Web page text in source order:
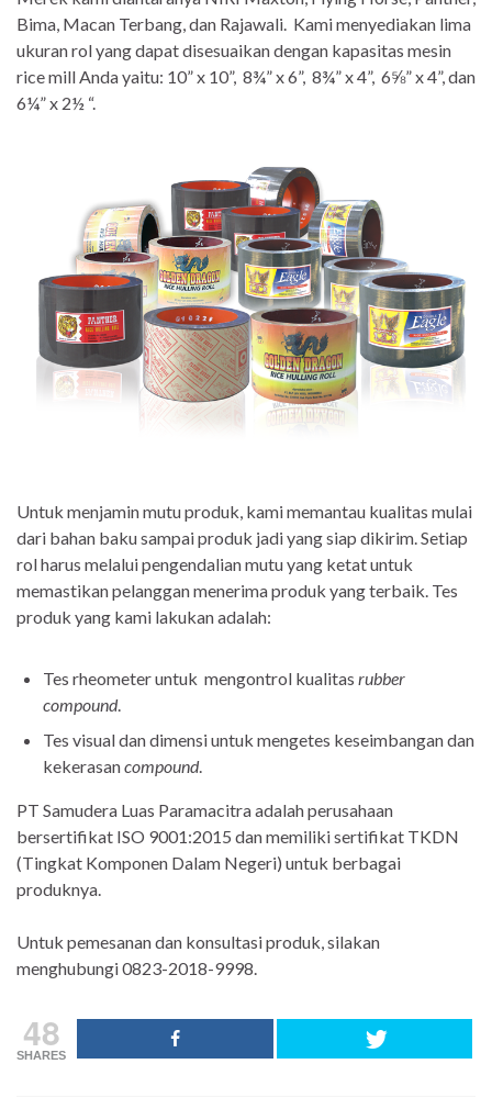
Bima, Macan Terbang, dan Rajawali. Kami menyediakan lima
ukuran rol yang dapat disesuaikan dengan kapasitas mesin
rice mill Anda yaitu: 10” x 10”, 8¾” x 6”, 8¾” x 4”, 6⅝” x 4”, dan
6¼” x 2½ “.
Untuk menjamin mutu produk, kami memantau kualitas mulai
dari bahan baku sampai produk jadi yang siap dikirim. Setiap
rol harus melalui pengendalian mutu yang ketat untuk
memastikan pelanggan menerima produk yang terbaik. Tes
produk yang kami lakukan adalah:
Tes rheometer untuk mengontrol kualitas rubber
compound.
Tes visual dan dimensi untuk mengetes keseimbangan dan
kekerasancompound.
PT Samudera Luas Paramacitra adalah perusahaan
bersertifikat ISO 9001:2015 dan memiliki sertifikat TKDN
(Tingkat Komponen Dalam Negeri) untuk berbagai
produknya.
Untuk pemesanan dan konsultasi produk, silakan
menghubungi 0823-2018-9998.
48
SHARES